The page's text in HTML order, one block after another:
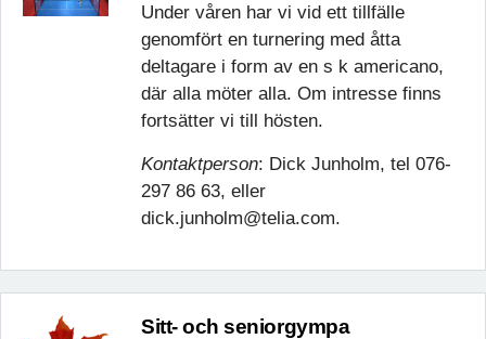
Under våren har vi vid ett tillfälle
genomfört en turnering med åtta
deltagare i form av en s k americano,
där alla möter alla. Om intresse finns
fortsätter vi till hösten.
Kontaktperson: Dick Junholm, tel 076-
297 86 63, eller
dick.junholm@telia.com.
Sitt- och seniorgympa